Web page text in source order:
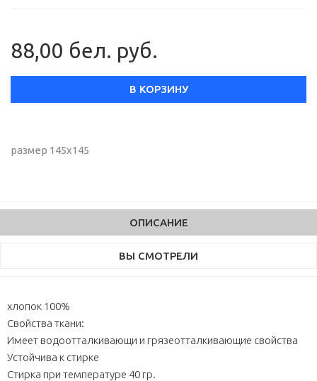
88,00 бел. руб.
В КОРЗИНУ
размер 145х145
ОПИСАНИЕ
ВЫ СМОТРЕЛИ
хлопок 100%
Свойства ткани:
Имеет водоотталкивающи и грязеотталкивающие свойства
Устойчива к стирке
Стирка при температуре 40 гр.